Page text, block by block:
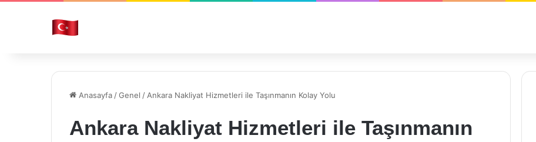
Anasayfa /Genel / Ankara Nakliyat Hizmetleri ile Taşınmanın Kolay Yolu
Ankara Nakliyat Hizmetleri ile Taşınmanın